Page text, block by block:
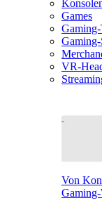
Games
VR-
Von